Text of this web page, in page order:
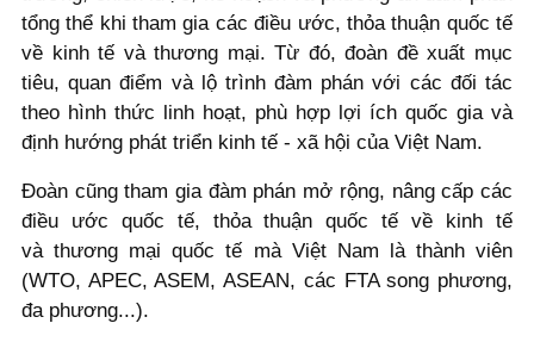
tổng thể khi tham gia các điều ước, thỏa thuận quốc tế
về kinh tế và thương mại. Từ đó, đoàn đề xuất mục
tiêu, quan điểm và lộ trình đàm phán với các đối tác
theo hình thức linh hoạt, phù hợp lợi ích quốc gia và
định hướng phát triển kinh tế - xã hội của Việt Nam.
Đoàn cũng tham gia đàm phán mở rộng, nâng cấp các
điều ước quốc tế, thỏa thuận quốc tế về kinh tế
và thương mại quốc tế mà Việt Nam là thành viên
(WTO, APEC, ASEM, ASEAN, các FTA song phương,
đa phương...).